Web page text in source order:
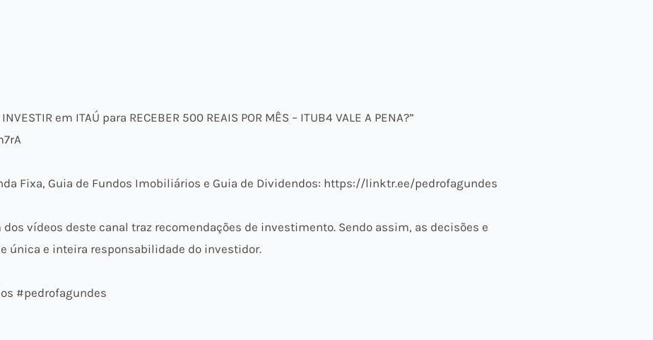
em ITAÚ para RECEBER 500 REAIS POR MÊS – ITUB4 VALE A PENA?”
Fixa, Guia de Fundos Imobiliários e Guia de Dividendos: https://linktr.ee/pedrofagundes
vídeos deste canal traz recomendações de investimento. Sendo assim, as decisões e
única e inteira responsabilidade do investidor.
#pedrofagundes